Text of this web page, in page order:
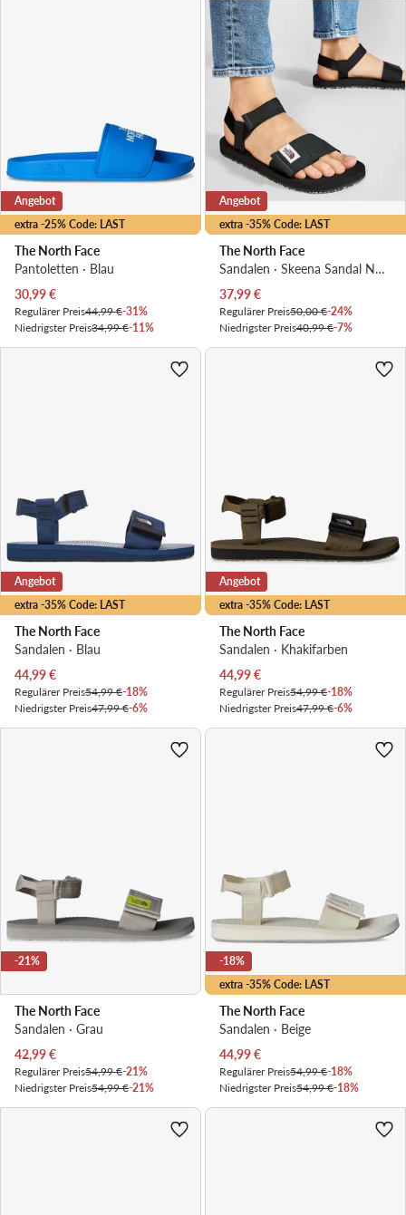
extra -25% Code: LAST
Angebot
The North Face
Pantoletten · Blau
Aktueller Preis
30,99€
Regulärer Preis44,99 €-31%
Niedrigster Preis34,99 €-11%
extra -35% Code: LAST
Angebot
The North Face
Sandalen · Skeena Sandal NF0A46BGKX71 · Schwarz
Aktueller Preis
37,99€
Regulärer Preis50,00 €-24%
Niedrigster Preis40,99 €-7%
extra -35% Code: LAST
Angebot
The North Face
Sandalen · Blau
Aktueller Preis
44,99€
Regulärer Preis54,99 €-18%
Niedrigster Preis47,99 €-6%
extra -35% Code: LAST
Angebot
The North Face
Sandalen · Khakifarben
Aktueller Preis
44,99€
Regulärer Preis54,99 €-18%
Niedrigster Preis47,99 €-6%
-21%
The North Face
Sandalen · Grau
Aktueller Preis
42,99€
Regulärer Preis54,99 €-21%
Niedrigster Preis54,99 €-21%
extra -35% Code: LAST
-18%
The North Face
Sandalen · Beige
Aktueller Preis
44,99€
Regulärer Preis54,99 €-18%
Niedrigster Preis54,99 €-18%